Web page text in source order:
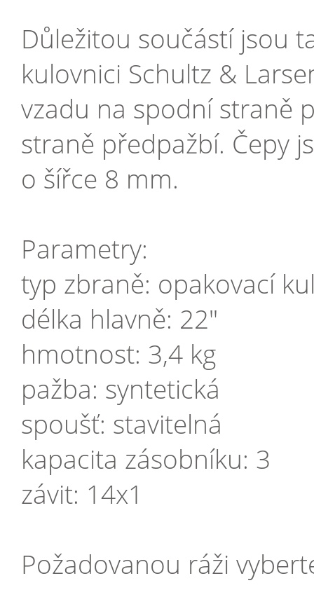
Důležitou součástí jsou
kulovnici Schultz &
vzadu na spodní straně
straně předpažbí. Čepy
o šířce 8 mm.
Parametry:
typ zbraně: opakovací
délka hlavně: 22"
hmotnost: 3,4 kg
pažba: syntetická
spoušť: stavitelná
kapacita zásobníku: 3
závit: 14x1
Požadovanou ráži